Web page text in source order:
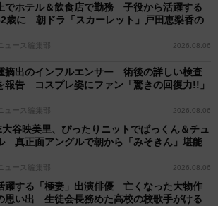
でホテル＆飲食店で勤務 子役から活躍する
歳に 朝ドラ「スカーレット」戸田恵梨香の
ュース編集部 2026.08.06
摘出のインフルエンサー 術後の詳しい検査
報告 コスプレ姿にファン「驚きの回復力!!」
ュース編集部 2026.08.06
大谷映美里、ぴったりニットでぱっくん＆チュ
真正面アングルで朝から「みそきん」堪能
ュース編集部 2026.08.06
躍する「極妻」出演俳優 亡くなった大物作
思い出 生徒会長務めた高校の校歌手がける